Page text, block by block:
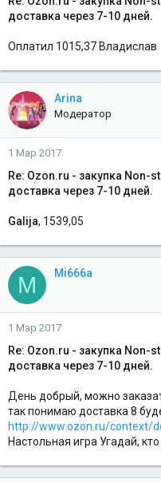
доставка через 7-10 дней.
Оплатил 1015,37 Владислав
Arina
Модератор
1 Мар 2017
Re: Ozon.ru - закупка
доставка через 7-10 дней.
Galija, 1539,05
M Mi666a
1 Мар 2017
Re: Ozon.ru - закупка
доставка через 7-10 дней.
День добрый, можно
так понимаю доставка 8
http://www.ozon.ru/context/
Настольная игра Угадай,